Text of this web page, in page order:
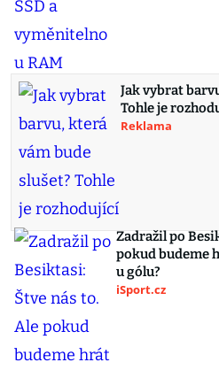
Jak vybrat
Tohle je
Reklama
Zadražil po
pokud budeme
u gólu?
iSport.cz